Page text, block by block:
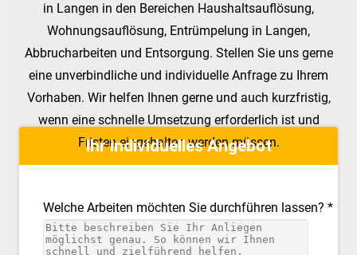
in Langen in den Bereichen Haushaltsauflösung,
Wohnungsauflösung, Entrümpelung in Langen,
Abbrucharbeiten und Entsorgung. Stellen Sie uns gerne
eine unverbindliche und individuelle Anfrage zu Ihrem
Vorhaben. Wir helfen Ihnen gerne und auch kurzfristig,
wenn eine schnelle Umsetzung erforderlich ist und
Fristen eingehalten werden müssen.
Ihr individuelles Angebot
Welche Arbeiten möchten Sie durchführen lassen? *